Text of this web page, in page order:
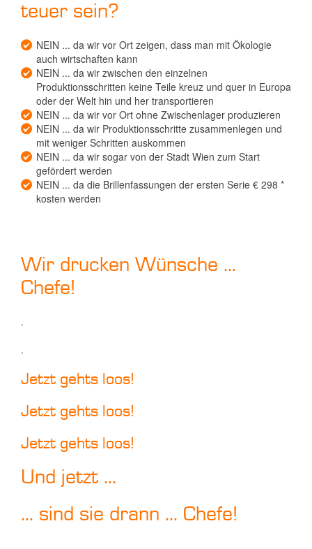
teuer sein?
NEIN ... da wir vor Ort zeigen, dass man mit Ökologie
auch wirtschaften kann
NEIN ... da wir zwischen den einzelnen
Produktionsschritten keine Teile kreuz und quer in Europa
oder der Welt hin und her transportieren
NEIN ... da wir vor Ort ohne Zwischenlager produzieren
NEIN ... da wir Produktionsschritte zusammenlegen und
mit weniger Schritten auskommen
NEIN ... da wir sogar von der Stadt Wien zum Start
gefördert werden
NEIN ... da die Brillenfassungen der ersten Serie € 298 *
kosten werden
Wir drucken Wünsche ...
Chefe!
.
.
Jetzt gehts loos!
Jetzt gehts loos!
Jetzt gehts loos!
Und jetzt ...
... sind sie drann ... Chefe!